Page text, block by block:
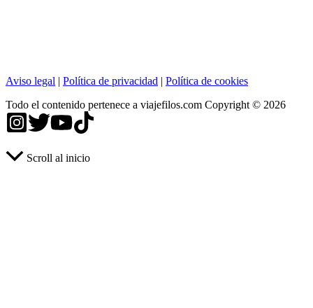
Aviso legal | Política de privacidad | Política de cookies
Todo el contenido pertenece a viajefilos.com Copyright © 2026
Scroll al inicio